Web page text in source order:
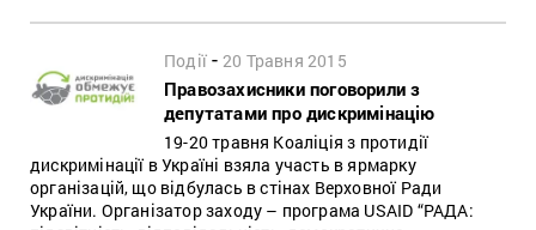
Події - 20 Травня 2015
Правозахисники поговорили з
депутатами про дискримінацію
19-20 травня Коаліція з протидії
дискримінації в Україні взяла участь в ярмарку
організацій, що відбулась в стінах Верховної Ради
України. Організатор заходу – програма USAID “РАДА: